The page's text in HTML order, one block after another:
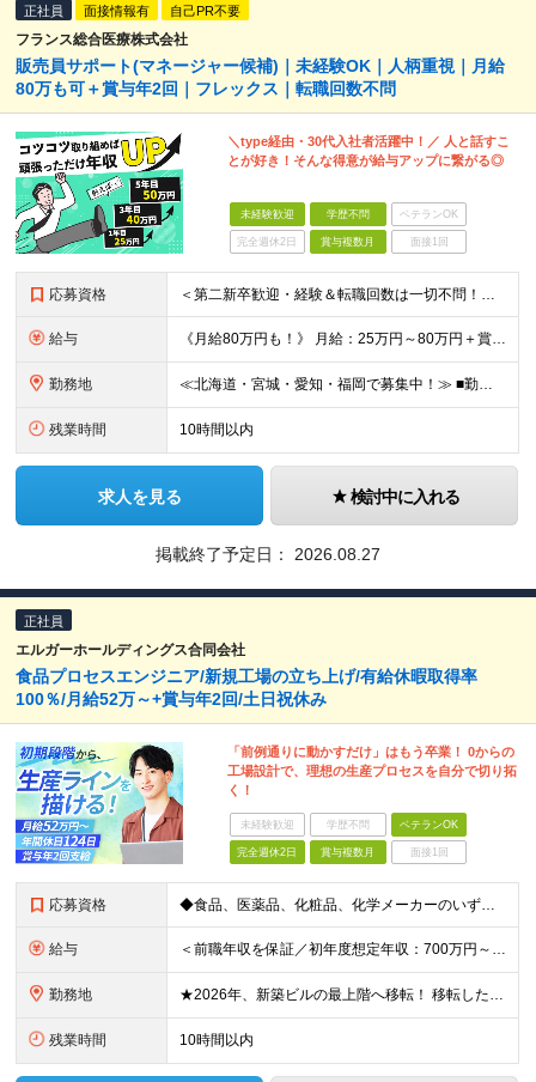
正社員 面接情報有 自己PR不要
フランス総合医療株式会社
販売員サポート(マネージャー候補)｜未経験OK｜人柄重視｜月給
80万も可＋賞与年2回｜フレックス｜転職回数不問
＼type経由・30代入社者活躍中！／ 人と話すこ
とが好き！そんな得意が給与アップに繋がる◎
未経験歓迎 学歴不問 ベテランOK
完全週休2日 賞与複数月 面接1回
応募資格 ＜第二新卒歓迎・経験＆転職回数は一切不問！先入観を持たずに、まずは多くの方と面接したいと考えています＞ ◆未経験OK ◆学歴不問 ◆簡単なPC入力に抵抗がない方 ◆普通自動車免許をお持ちの方 《代
給与 《月給80万円も！》 月給：25万円～80万円＋賞与年2回 ※残業代は別途支給します ※試用期間は2ヶ月（待遇・給与・雇用形態に差異はありません） ※経験・スキルに応じて決定します
勤務地 ≪北海道・宮城・愛知・福岡で募集中！≫ ■勤務地 北海道、宮城県、愛知県、福岡県の各拠点で募集いたします。 ■本社 東京都港区六本木4丁目1番16号 六本木ハイツB1階 ※転勤あり ※入社後1か
残業時間 10時間以内
求人を見る 検討中に入れる
掲載終了予定日： 2026.08.27
正社員
エルガーホールディングス合同会社
食品プロセスエンジニア/新規工場の立ち上げ/有給休暇取得率
100％/月給52万～+賞与年2回/土日祝休み
「前例通りに動かすだけ」はもう卒業！ 0からの
工場設計で、理想の生産プロセスを自分で切り拓
く！
未経験歓迎 学歴不問 ベテランOK
完全週休2日 賞与複数月 面接1回
応募資格 ◆食品、医薬品、化粧品、化学メーカーのいずれかで、生産技術、プロセス開発の経験(3年以上) ◆高専卒・理系大卒以上 ■□こんな方を歓迎します■□ ・これまでの経験を存分に活かし、裁量大きく働きたい
給与 ＜前職年収を保証／初年度想定年収：700万円～1,600万円＞ ■月給52万円～＋残業代全額支給＋賞与年2回 ※試用期間2ヶ月あり（期間中は月給45万円～、その他の待遇に差異なし） ＼安心のキャリア
勤務地 ★2026年、新築ビルの最上階へ移転！ 移転したばかりのキレイなオフィスでの勤務です 神奈川県横浜市中区港町1丁目1-1 BASEGATE横浜関内タワー33階 ※原則出社となります。 ※本社所在地：
残業時間 10時間以内